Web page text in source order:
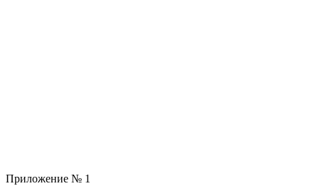
Приложение № 1